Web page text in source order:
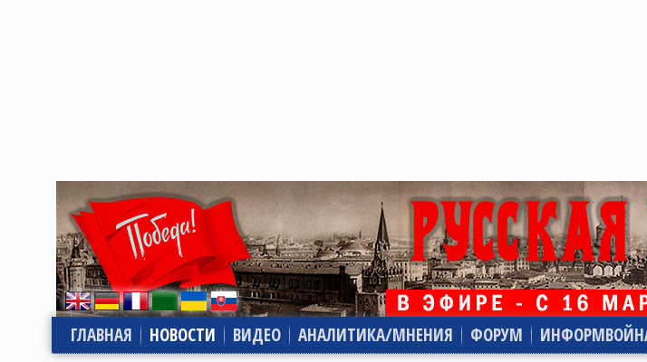
ГЛАВНАЯ НОВОСТИ ВИДЕО АНАЛИТИКА/МНЕНИЯ ФОРУМ